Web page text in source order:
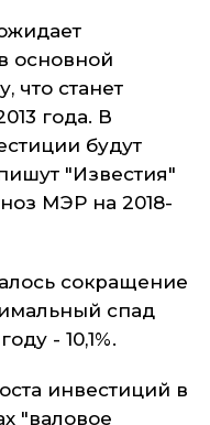
основной
что станет
года. В
будут
"Известия"
МЭР на 2018-
сокращение
спад
- 10,1%.
инвестиций в
"валовое